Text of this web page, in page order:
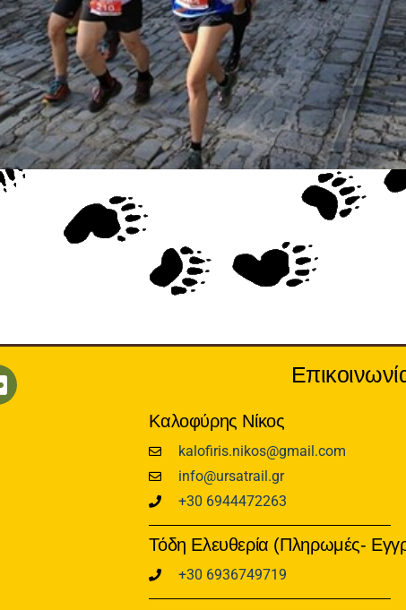
Καλοφύρης Νίκος
kalofiris.nikos@gmail.com
info@ursatrail.gr
+30 6944472263
Τόδη Ελευθερία (Πληρωμές-
+30 6936749719